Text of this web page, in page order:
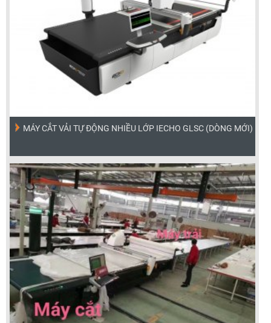
MÁY CẮT VẢI TỰ ĐỘNG NHIỀU LỚP IECHO GLSC (DÒNG MỚI)